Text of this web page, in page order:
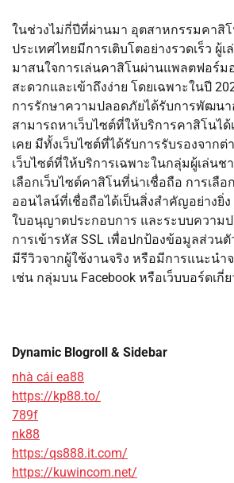
ในช่วงไม่กี่ปีที่ผ่านมา อุตสาหกรรมคาสิ
ประเทศไทยมีการเติบโตอย่างรวดเร็ว ผู้
มาสนใจการเล่นคาสิโนผ่านแพลตฟอร์ม
สะดวกและเข้าถึงง่าย โดยเฉพาะในปี
การรักษาความปลอดภัยได้รับการพัฒนา
สามารถหาเว็บไซต์ที่ให้บริการคาสิโนได้
เคย มีทั้งเว็บไซต์ที่ได้รับการรับรองจากต่
เว็บไซต์ที่ให้บริการเฉพาะในกลุ่มผู้เล่นช
เลือกเว็บไซต์คาสิโนที่น่าเชื่อถือ การเลือ
ออนไลน์ที่เชื่อถือได้เป็นสิ่งสำคัญอย่างยิ่ง
ใบอนุญาตประกอบการ และระบบความ
การเข้ารหัส SSL เพื่อปกป้องข้อมูลส่วน
มีรีวิวจากผู้ใช้งานจริง หรือมีการแนะนำ
เช่น กลุ่มบน Facebook หรือเว็บบอร์ดเกี่
Dynamic Blogroll & Sidebar
nhà cái ea88
https://kp88.to/
789f
nk88
https:/qs888.it.com/
https://kuwincom.net/